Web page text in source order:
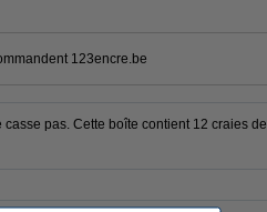
123encre.be
pas. Cette boîte contient 12 craies de